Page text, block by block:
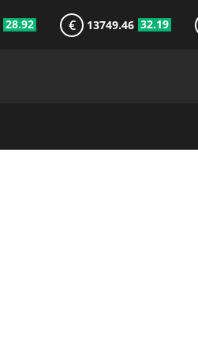
28.92 € 13749.46 32.19